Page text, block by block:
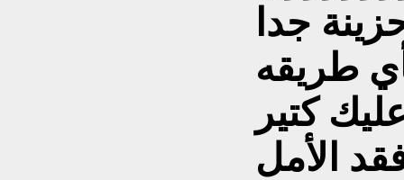
جدا
طريقه
كتير
الأمل